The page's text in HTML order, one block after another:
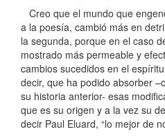
Creo que el mundo que
a la poesía, cambió más en
la segunda, porque en el caso
mostrado más permeable y
cambios sucedidos en el
decir, que ha podido absorber
su historia anterior- esas
que es su origen y a la vez su
decir Paul Eluard, “lo mejor de